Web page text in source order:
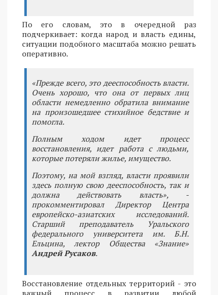
По его словам, это в очередной раз
подчеркивает: когда народ и власть едины,
ситуации подобного масштаба можно решать
оперативно.
«Прежде всего, это дееспособность власти.
Очень хорошо, что она от первых лиц
области немедленно обратила внимание
на произошедшее стихийное бедствие и
помогла.
Полным ходом идет процесс
восстановления, идет работа с людьми,
которые потеряли жилье, имущество.
Поэтому, на мой взгляд, власти проявили
здесь полную свою дееспособность, так и
должна действовать власть», -
прокомментировал Директор Центра
европейско-азиатских исследований.
Старший преподаватель Уральского
федерального университета им. Б.Н.
Ельцина, лектор Общества «Знание»
Андрей Русаков.
Восстановление отдельных территорий - это